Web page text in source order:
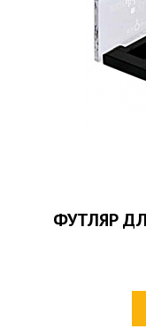
ФУТЛЯР